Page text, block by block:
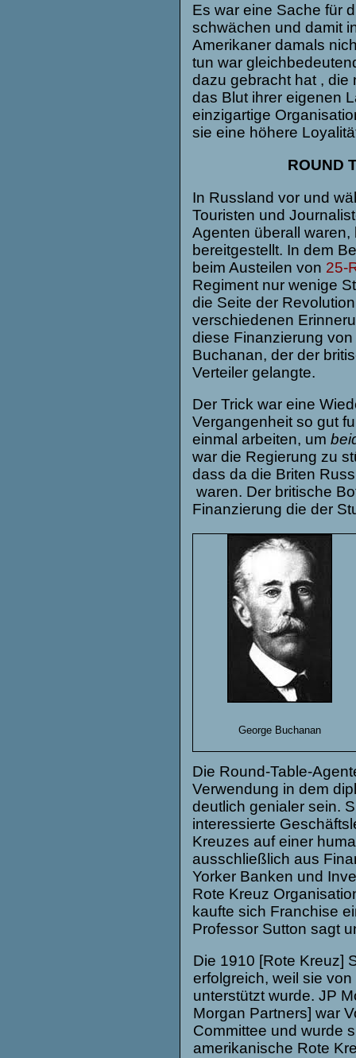
Es war eine Sache für
schwächen und damit
Amerikaner damals
tun war
dazu gebracht hat , die
das Blut ihrer eigenen
einzigartige
sie eine höhere
ROUND
In Russland vor und
Touristen und
Agenten überall
bereitgestellt. In dem
beim Austeilen von 25-
Regiment nur wenige
die Seite der
verschiedenen
diese Finanzierung
Buchanan, der der
Verteiler gelangte.
Der Trick war eine
Vergangenheit so gut
einmal arbeiten, um
war die Regierung zu
dass da die Briten
waren. Der britische
Finanzierung die der
George Buchanan
Die Round-Table-
Verwendung in dem
deutlich genialer sein.
interessierte
Kreuzes auf einer
ausschließlich aus
Yorker Banken und
Rote Kreuz
kaufte sich Franchise
Professor Sutton sagt
Die 1910 [Rote Kreuz]
erfolgreich, weil sie
unterstützt wurde. JP
Morgan Partners] war
Committee und wurde
amerikanische Rote